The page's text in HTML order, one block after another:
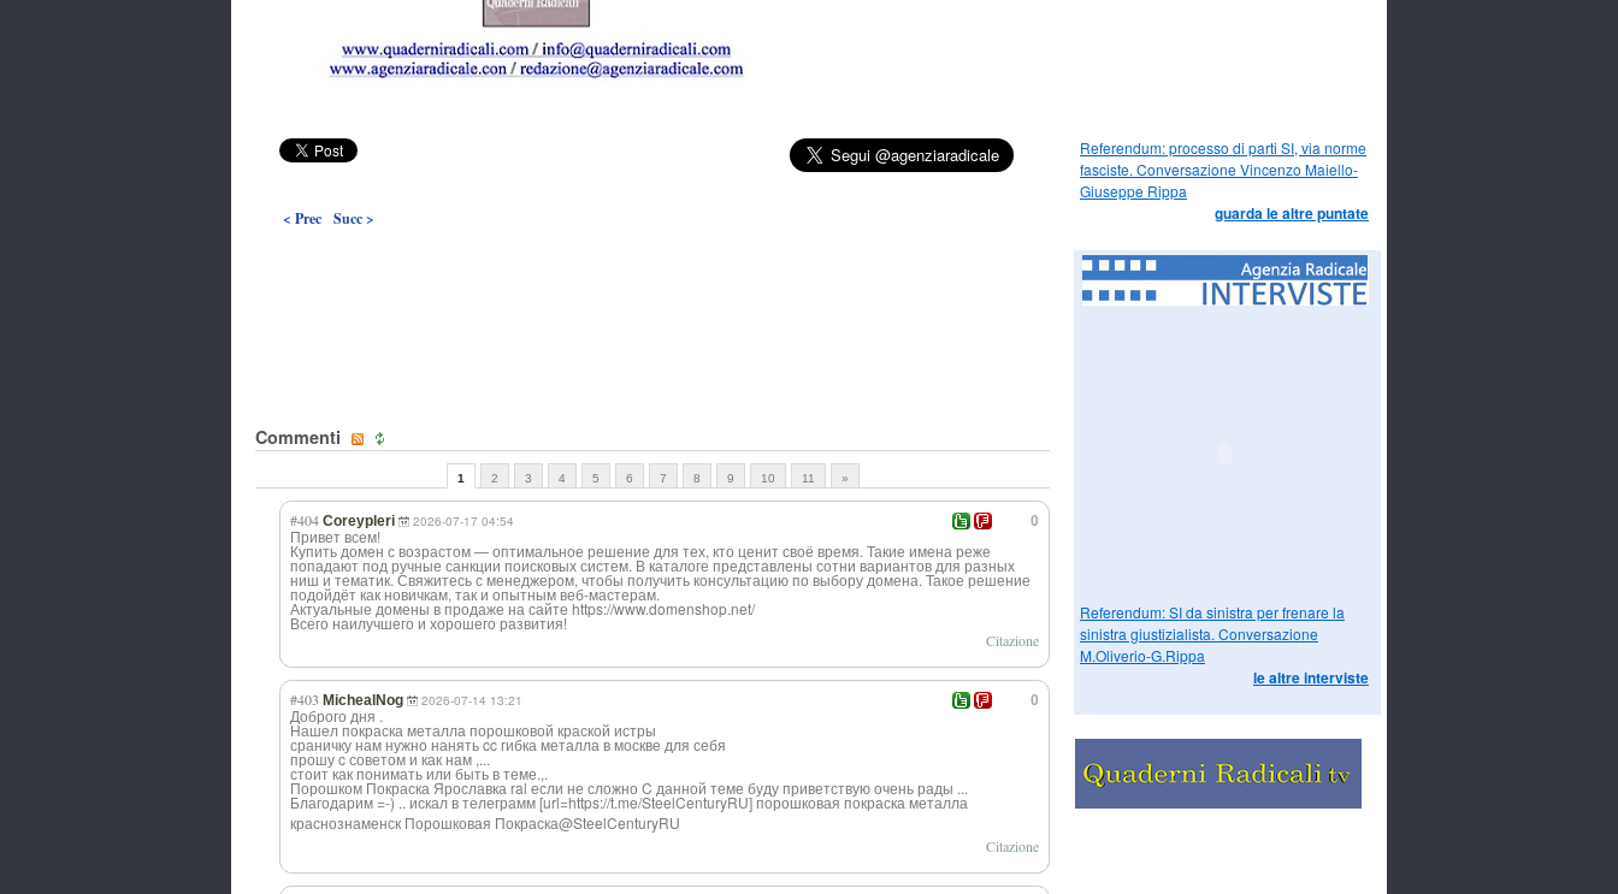
< Prec Succ >
Commenti
1 2 3 4 5 6 7 8 9 10 11 »
0
#404 Coreypleri 2026-07-17 04:54
Привет всем!
Купить домен с возрастом — оптимальное решение для тех, кто ценит своё время. Такие имена реже
попадают под ручные санкции поисковых систем. В каталоге представлены сотни вариантов для разных
ниш и тематик. Свяжитесь с менеджером, чтобы получить консультацию по выбору домена. Такое решение
подойдёт как новичкам, так и опытным веб-мастерам.
Актуальные домены в продаже на сайте https://www.domenshop.net/
Всего наилучшего и хорошего развития!
Citazione
0
#403 MichealNog 2026-07-14 13:21
Доброго дня .
Нашел покраска металла порошковой краской истры
сраничку нам нужно нанять cc гибка металла в москве для себя
прошу c советом и как нам ,...
стоит как понимать или быть в теме.,.
Порошком Покраска Ярославка ral если не сложно C данной теме буду приветствую очень рады ...
Благодарим =-) .. искал в телеграмм [url=https://t.me/SteelCenturyRU] порошковая покраска металла
краснознаменск Порошковая Покраска@SteelCenturyRU
Citazione
Referendum: processo di parti SI, via norme
fasciste. Conversazione Vincenzo Maiello-
Giuseppe Rippa
guarda le altre puntate
Referendum: SI da sinistra per frenare la
sinistra giustizialista. Conversazione
M.Oliverio-G.Rippa
le altre interviste